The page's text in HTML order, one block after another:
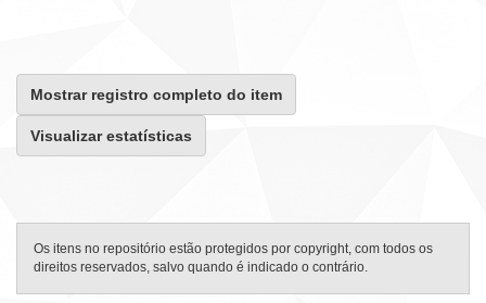
Mostrar registro completo do item
Visualizar estatísticas
Os itens no repositório estão protegidos por copyright, com todos os
direitos reservados, salvo quando é indicado o contrário.